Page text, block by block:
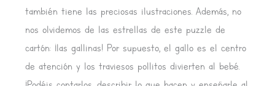
también tiene las preciosas ilustraciones. Además, no
nos olvidemos de las estrellas de este puzzle de
cartón: ¡las gallinas! Por supuesto, el gallo es el centro
de atención y los traviesos pollitos divierten al bebé.